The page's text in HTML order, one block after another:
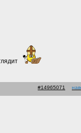
#14965071